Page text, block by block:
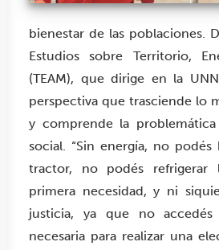
bienestar de las poblaciones.
Estudios sobre Territorio,
(TEAM), que dirige en la
perspectiva que trasciende lo
y comprende la
social. “Sin energía, no
tractor, no podés refrigerar
primera necesidad, y ni
justicia, ya que no
necesaria para realizar una